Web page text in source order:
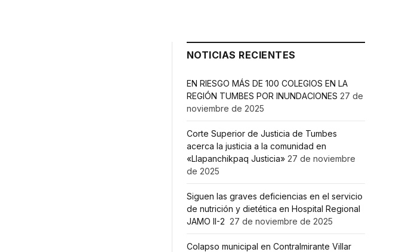
NOTICIAS RECIENTES
EN RIESGO MÁS DE 100 COLEGIOS EN LA
REGIÓN TUMBES POR INUNDACIONES 27 de
noviembre de 2025
Corte Superior de Justicia de Tumbes
acerca la justicia a la comunidad en
«Llapanchikpaq Justicia» 27 de noviembre
de 2025
Siguen las graves deficiencias en el servicio
de nutrición y dietética en Hospital Regional
JAMO II-2 27 de noviembre de 2025
Colapso municipal en Contralmirante Villar